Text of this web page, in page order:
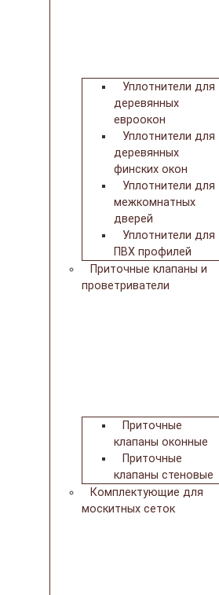
Уплотнители для
деревянных
евроокон
Уплотнители для
деревянных
финских окон
Уплотнители для
межкомнатных
дверей
Уплотнители для
ПВХ профилей
Приточные клапаны и
проветриватели
Приточные
клапаны оконные
Приточные
клапаны стеновые
Комплектующие для
москитных сеток